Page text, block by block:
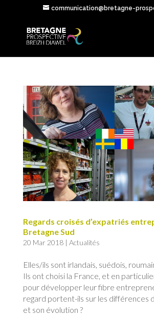
communication@bretagne-
Regards croisés d’expatriés
Bretagne Sud
20 Mar 2018| Actualités
Elles/ils sont irlandais, suédois,
Ils ont choisi la France, et en
pour développer leur fibre
regard portent-ils sur les différences
et son évolution ?